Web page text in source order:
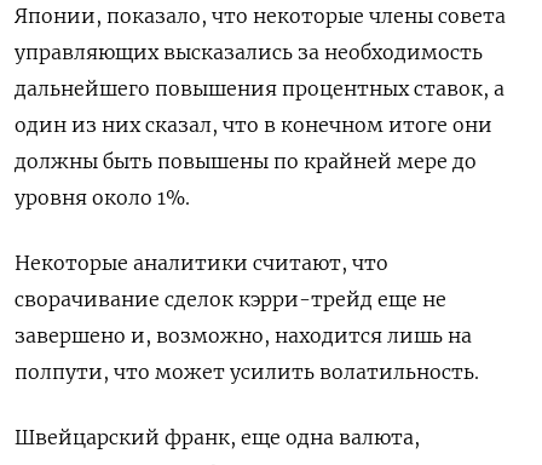
Японии, показало, что некоторые члены совета
управляющих высказались за необходимость
дальнейшего повышения процентных ставок, а
один из них сказал, что в конечном итоге они
должны быть повышены по крайней мере до
уровня около 1%.
Некоторые аналитики считают, что
сворачивание сделок кэрри-трейд еще не
завершено и, возможно, находится лишь на
полпути, что может усилить волатильность.
Швейцарский франк, еще одна валюта,